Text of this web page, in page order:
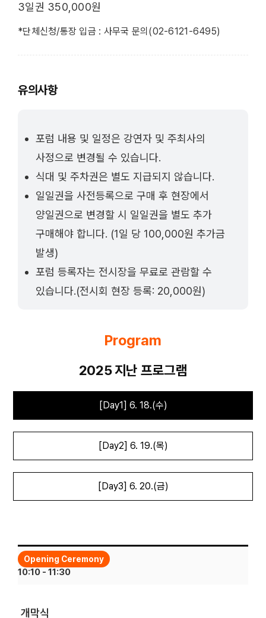
3일권 350,000원
*단체신청/통장 입금 : 사무국 문의(02-6121-6495)
유의사항
포럼 내용 및 일정은 강연자 및 주최사의
사정으로 변경될 수 있습니다.
식대 및 주차권은 별도 지급되지 않습니다.
일일권을 사전등록으로 구매 후 현장에서
양일권으로 변경할 시 일일권을 별도 추가
구매해야 합니다. (1일 당 100,000원 추가금
발생)
포럼 등록자는 전시장을 무료로 관람할 수
있습니다.(전시회 현장 등록: 20,000원)
Program
2025 지난 프로그램
[Day1] 6. 18.(수)
[Day2] 6. 19.(목)
[Day3] 6. 20.(금)
Opening Ceremony
10:10 - 11:30
개막식